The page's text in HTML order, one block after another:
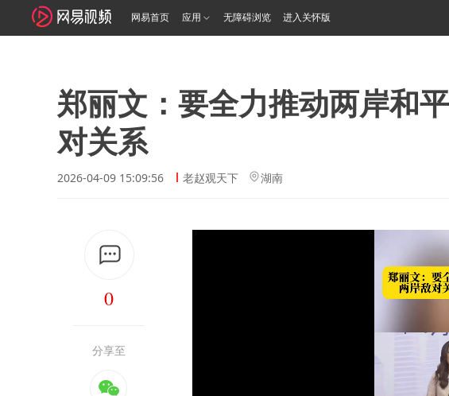
网易首页 应用 无障碍浏览 进入关怀版
郑丽文：要全力推动两岸和
对关系
2026-04-09 15:09:56 老赵观天下 湖南
0
分享至